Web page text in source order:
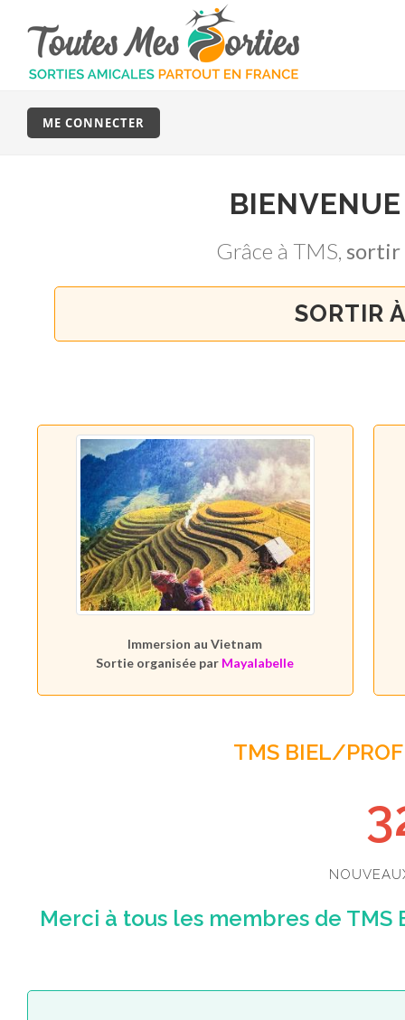
ME CONNECTER
Grâce à TMS, sortir
SORTIR
Immersion au Vietnam
Sortie organisée par Mayalabelle
TMS BIEL/
Merci à tous les membres de TMS